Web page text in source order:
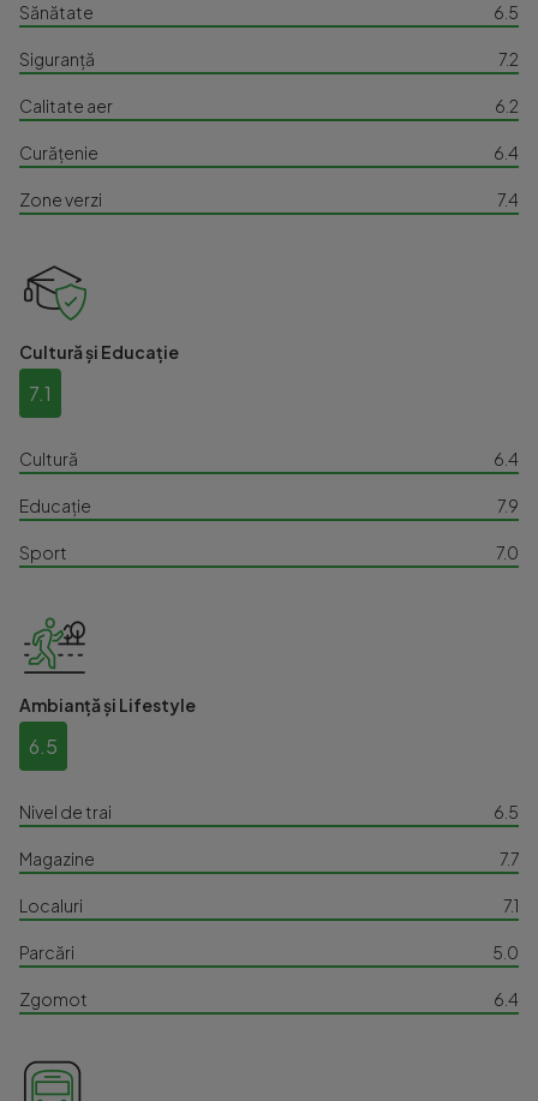
Sănătate 6.5
Siguranță 7.2
Calitate aer 6.2
Curățenie 6.4
Zone verzi 7.4
Cultură și Educație
7.1
Cultură 6.4
Educație 7.9
Sport 7.0
Ambianță și Lifestyle
6.5
Nivel de trai 6.5
Magazine 7.7
Localuri 7.1
Parcări 5.0
Zgomot 6.4